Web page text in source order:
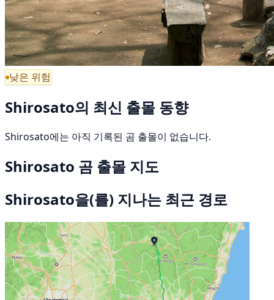
낮은 위험
Shirosato의 최신 출몰 동향
Shirosato에는 아직 기록된 곰 출몰이 없습니다.
Shirosato 곰 출몰 지도
Shirosato을(를) 지나는 최근 경로